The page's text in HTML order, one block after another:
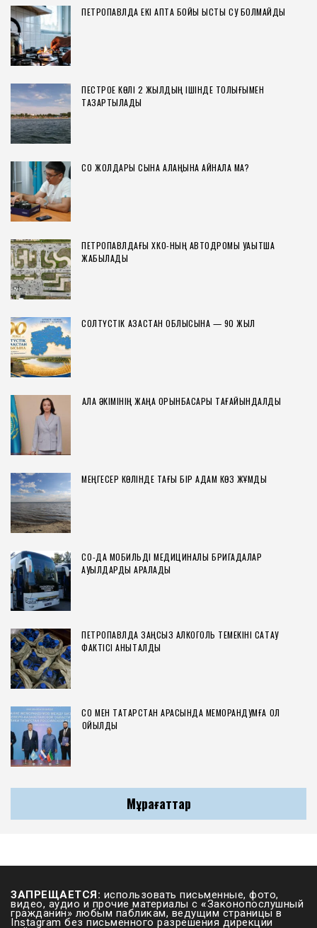
ПЕТРОПАВЛДА ЕКІ АПТА БОЙЫ ЫСТЫҚ СУ БОЛМАЙДЫ
ПЕСТРОЕ КӨЛІ 2 ЖЫЛДЫҢ ІШІНДЕ ТОЛЫҒЫМЕН
ТАЗАРТЫЛАДЫ
СҚО ЖОЛДАРЫ СЫНАҚ АЛАҢЫНА АЙНАЛА МА?
ПЕТРОПАВЛДАҒЫ ХҚКО-НЫҢ АВТОДРОМЫ УАҚЫТША
ЖАБЫЛАДЫ
СОЛТҮСТІК ҚАЗАҚСТАН ОБЛЫСЫНА — 90 ЖЫЛ
ҚАЛА ӘКІМІНІҢ ЖАҢА ОРЫНБАСАРЫ ТАҒАЙЫНДАЛДЫ
МЕҢГЕСЕР КӨЛІНДЕ ТАҒЫ БІР АДАМ КӨЗ ЖҰМДЫ
СҚО-ДА МОБИЛЬДІ МЕДИЦИНАЛЫҚ БРИГАДАЛАР
АУЫЛДАРДЫ АРАЛАДЫ
ПЕТРОПАВЛДА ЗАҢСЫЗ АЛКОГОЛЬ ТЕМЕКІНІ САҚТАУ
ФАКТІСІ АНЫҚТАЛДЫ
СҚО МЕН ТАТАРСТАН АРАСЫНДА МЕМОРАНДУМҒА ҚОЛ
ҚОЙЫЛДЫ
Мұрағаттар
ЗАПРЕЩАЕТСЯ: использовать письменные, фото,
видео, аудио и прочие материалы с «Законопослушный
гражданин» любым пабликам, ведущим страницы в
Instagram без письменного разрешения дирекции